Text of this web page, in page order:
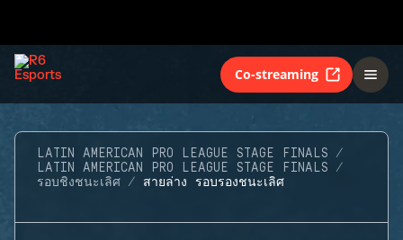
Co-streaming
LATIN AMERICAN PRO LEAGUE STAGE FINALS
LATIN AMERICAN PRO LEAGUE STAGE FINALS
รอบชิงชนะเลิศ
สายล่าง รอบรองชนะเลิศ